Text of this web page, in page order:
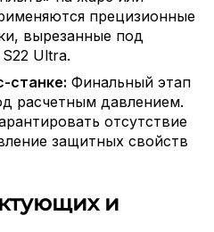
прецизионные
вырезанные под
Ultra.
станке: Финальный этап
расчетным давлением.
отсутствие
защитных свойств
и